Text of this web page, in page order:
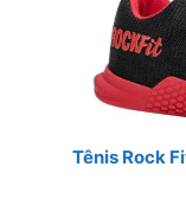
Tênis Rock